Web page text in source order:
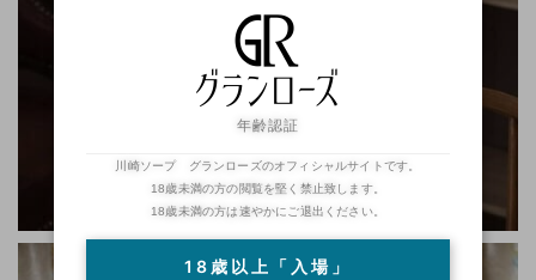
年齢認証
川崎ソープ グランローズのオフィシャルサイトです。
18歳未満の方の閲覧を堅く禁止致します。
18歳未満の方は速やかにご退出ください。
18歳以上「入場」